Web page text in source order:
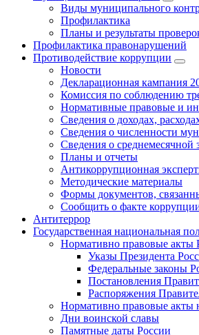
Виды муниципального
Профилактика
Планы и результаты
Профилактика правонарушений
Противодействие коррупции
Новости
Декларационная кампания
Комиссия по соблюдению
Нормативные правовые и
Сведения о доходах,
Сведения о численности
Сведения о среднемесячной
Планы и отчеты
Антикоррупционная
Методические материалы
Формы документов,
Сообщить о факте
Антитеррор
Государственная национальная
Нормативно правовые акты
Указы Президента
Федеральные законы
Постановления
Распоряжения
Нормативно правовые акты
Дни воинской славы
Памятные даты России